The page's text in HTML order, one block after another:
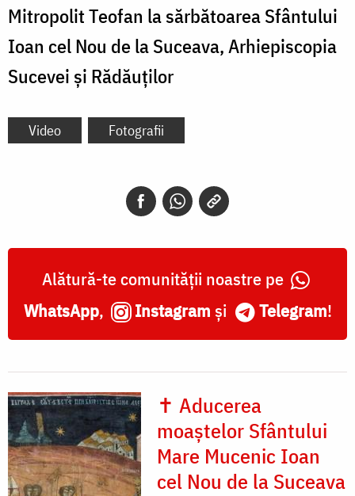
Mitropolit Teofan la sărbătoarea Sfântului
Ioan cel Nou de la Suceava, Arhiepiscopia
Sucevei și Rădăuților
Video Fotografii
Alătură-te comunității noastre pe
WhatsApp, Instagram și Telegram!
✝ Aducerea
moaștelor Sfântului
Mare Mucenic Ioan
cel Nou de la Suceava